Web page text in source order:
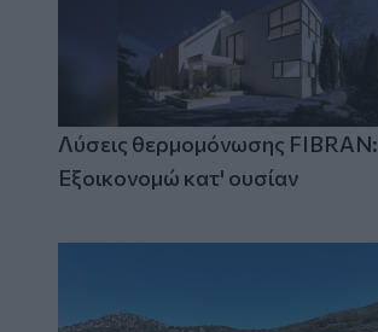
Λύσεις θερμομόνωσης FIBRAN:
Εξοικονομώ κατ' ουσίαν